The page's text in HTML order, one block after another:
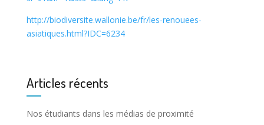
http://biodiversite.wallonie.be/fr/les-renouees-
asiatiques.html?IDC=6234
Articles récents
Nos étudiants dans les médias de proximité